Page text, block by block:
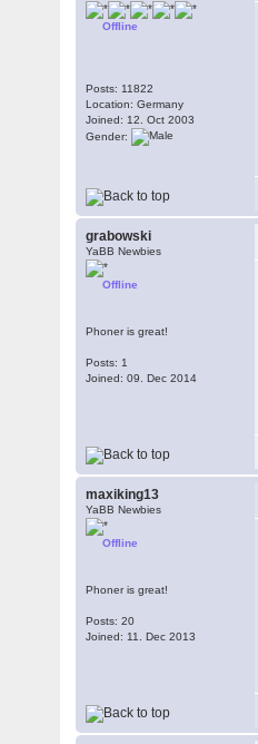
Offline
Posts: 11822
Location: Germany
Joined: 12. Oct 2003
Gender:
grabowski
YaBB Newbies
Offline
Phoner is great!
Posts: 1
Joined: 09. Dec 2014
maxiking13
YaBB Newbies
Offline
Phoner is great!
Posts: 20
Joined: 11. Dec 2013